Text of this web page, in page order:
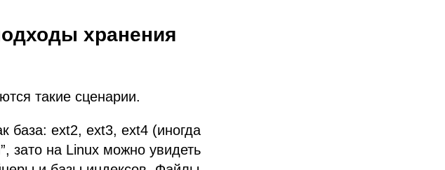
хранения
такие сценарии.
база: ext2, ext3, ext4 (иногда
зато на Linux можно увидеть